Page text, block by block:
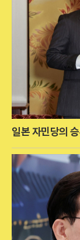
일본 자민당의